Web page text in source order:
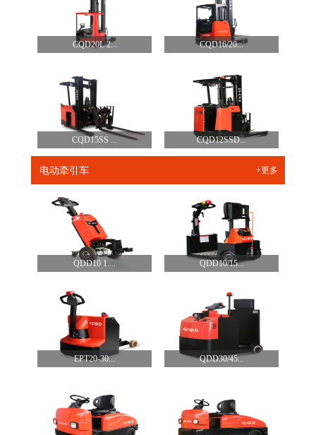
CQD20L 2... CQD16/20...
CQD15SS ... CQD12SSD...
电动牵引车 +更多
QDD10 1.... QDD10/15...
EPT20-30... QDD30/45...